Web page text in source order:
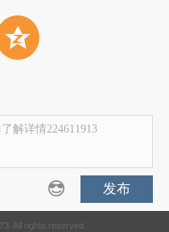
z
解详情224611913
发布
All rights reserved.